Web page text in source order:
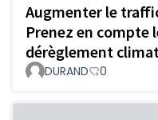
Augmenter le
Prenez en compte
dérèglement
DURAND 0